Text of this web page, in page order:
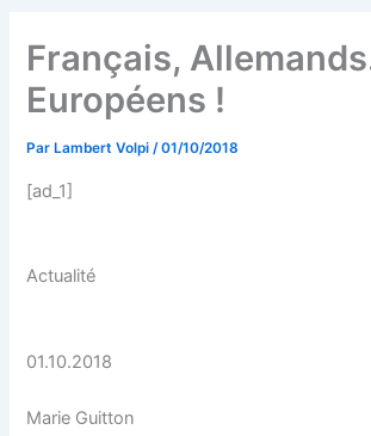
Français,
Européens !
Par Lambert Volpi/01/10/2018
[ad_1]
Actualité
01.10.2018
Marie Guitton